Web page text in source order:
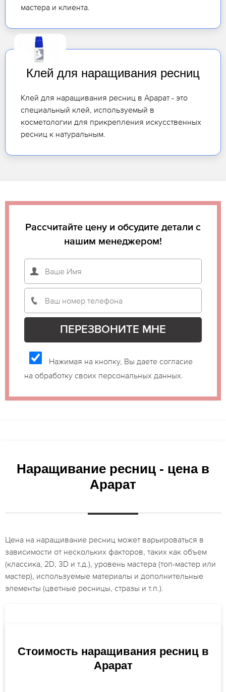
мастера и клиента.
Клей для наращивания ресниц
Клей для наращивания ресниц в Арарат - это
специальный клей, используемый в
косметологии для прикрепления искусственных
ресниц к натуральным.
Рассчитайте цену и обсудите детали с
нашим менеджером!
Нажимая на кнопку, Вы даете согласие
на обработку своих персональных данных.
Наращивание ресниц - цена в
Арарат
Цена на наращивание ресниц может варьироваться в
зависимости от нескольких факторов, таких как объем
(классика, 2D, 3D и т.д.), уровень мастера (топ-мастер или
мастер), используемые материалы и дополнительные
элементы (цветные ресницы, стразы и т.п.).
Стоимость наращивания ресниц в
Арарат